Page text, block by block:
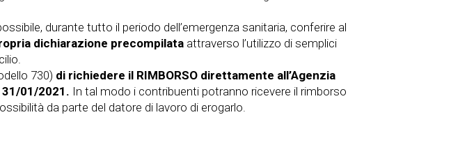
durante tutto il periodo dell’emergenza sanitaria, conferire al
dichiarazione precompilata attraverso l’utilizzo di semplici
730) di richiedere il RIMBORSO direttamente all’Agenzia
01/2021. In tal modo i contribuenti potranno ricevere il rimborso
da parte del datore di lavoro di erogarlo.